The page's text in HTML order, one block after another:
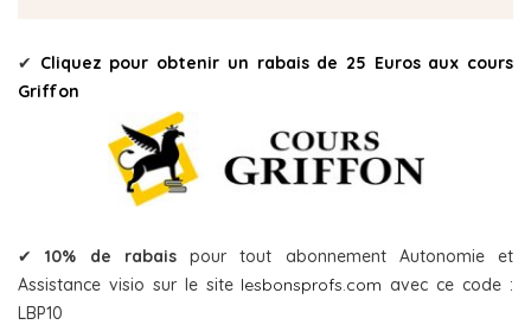
✔ Cliquez pour obtenir un rabais de 25 Euros aux cours
Griffon
✔10% de rabaispour tout abonnement Autonomie et
Assistance visio sur le site lesbonsprofs.com avec ce code :
LBP10